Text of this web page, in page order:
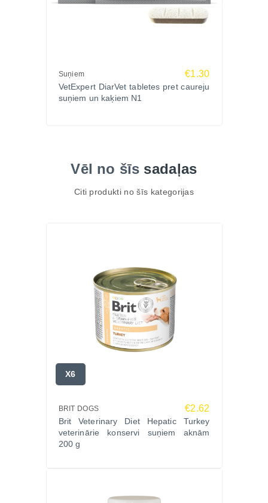
Suņiem €1.30
VetExpert DiarVet tabletes pret caureju
suņiem un kaķiem N1
Vēl no šīs sadaļas
Citi produkti no šīs kategorijas
X6
BRIT DOGS €2.62
Brit Veterinary Diet Hepatic Turkey
veterinārie konservi suņiem aknām
200 g